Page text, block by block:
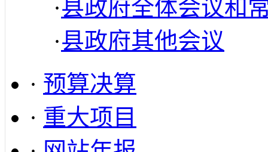
·县政府全体会议和
·县政府其他会议
· 预算决算
· 重大项目